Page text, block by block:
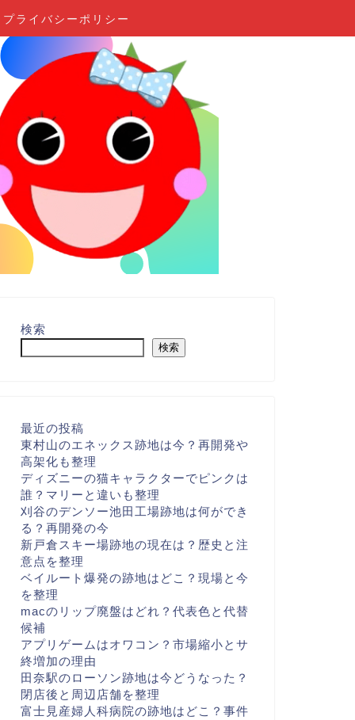
プライバシーポリシー
検索
検索
最近の投稿
東村山のエネックス跡地は今？再開発や
高架化も整理
ディズニーの猫キャラクターでピンクは
誰？マリーと違いも整理
刈谷のデンソー池田工場跡地は何ができ
る？再開発の今
新戸倉スキー場跡地の現在は？歴史と注
意点を整理
ベイルート爆発の跡地はどこ？現場と今
を整理
macのリップ廃盤はどれ？代表色と代替
候補
アプリゲームはオワコン？市場縮小とサ
終増加の理由
田奈駅のローソン跡地は今どうなった？
閉店後と周辺店舗を整理
富士見産婦人科病院の跡地はどこ？事件